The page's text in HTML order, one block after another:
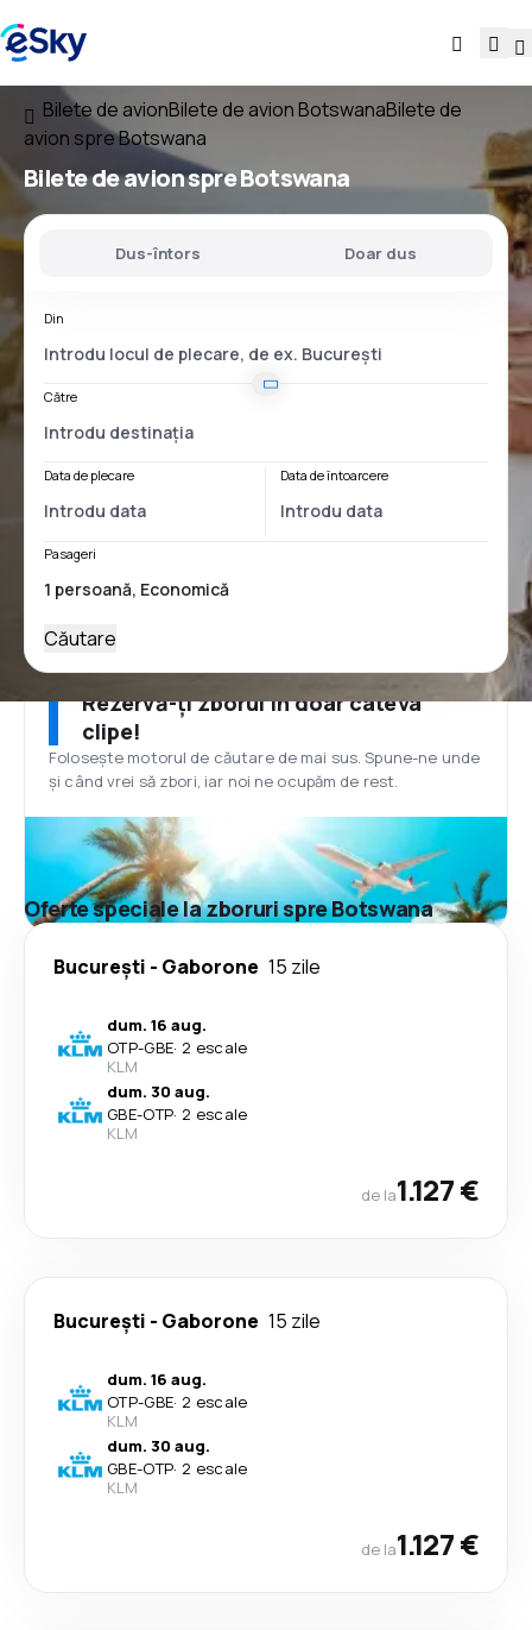
Bilete de avionBilete de avion BotswanaBilete de
avion spre Botswana
Bilete de avionspre Botswana
Dus-întors Doar dus
Din
Către
Data de plecare Data de întoarcere
Pasageri
Căutare
Rezervă-ți zborul în doar câteva
clipe!
Folosește motorul de căutare de mai sus. Spune-ne unde
și când vrei să zbori, iar noi ne ocupăm de rest.
Oferte speciale la zboruri spre Botswana
București - Gaborone 15 zile
dum. 16 aug.
OTP-GBE· 2 escale
KLM
dum. 30 aug.
GBE-OTP· 2 escale
KLM
de la1.127 €
București - Gaborone 15 zile
dum. 16 aug.
OTP-GBE· 2 escale
KLM
dum. 30 aug.
GBE-OTP· 2 escale
KLM
de la1.127 €